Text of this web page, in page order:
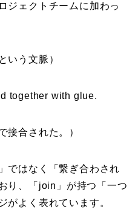
ジェクトチームに加わっ
いう文脈）
together with glue.
接合された。）
ではなく「繋ぎ合わされ
り、「join」が持つ「一つ
がよく表れています。